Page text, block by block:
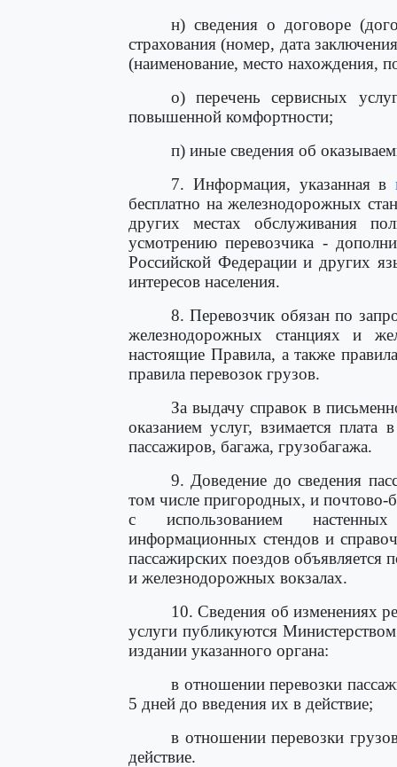
н) сведения о договоре
страхования (номер, дата
(наименование, место нахождения,
о) перечень сервисных
повышенной комфортности;
п) иные сведения об
7. Информация, указанная в
бесплатно на железнодорожных
других местах обслуживания
усмотрению перевозчика -
Российской Федерации и других
интересов населения.
8. Перевозчик обязан по
железнодорожных станциях и
настоящие Правила, а также
правила перевозок грузов.
За выдачу справок в
оказанием услуг, взимается плата
пассажиров, багажа, грузобагажа.
9. Доведение до сведения
том числе пригородных, и почтово-
с использованием
информационных стендов и
пассажирских поездов
и железнодорожных вокзалах.
10. Сведения об изменениях
услуги публикуются
издании указанного органа:
в отношении перевозки
5 дней до введения их в действие;
в отношении перевозки
действие.